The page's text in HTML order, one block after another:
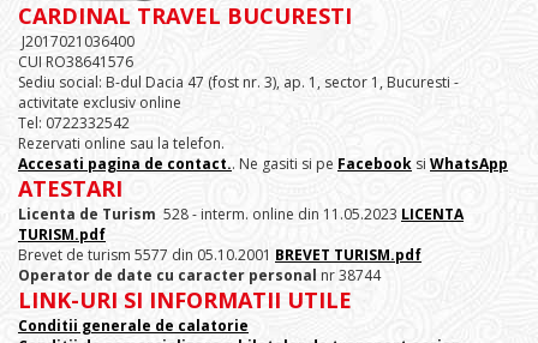
CARDINAL TRAVEL BUCURESTI
J2017021036400
CUI RO38641576
Sediu social: B-dul Dacia 47 (fost nr. 3), ap. 1, sector 1, Bucuresti -
activitate exclusiv online
Tel: 0722332542
Rezervati online sau la telefon.
Accesati pagina de contact.. Ne gasiti si pe Facebook si WhatsApp
ATESTARI
Licenta de Turism 528 - interm. online din 11.05.2023 LICENTA
TURISM.pdf
Brevet de turism 5577 din 05.10.2001 BREVET TURISM.pdf
Operator de date cu caracter personal nr 38744
LINK-URI SI INFORMATII UTILE
Conditii generale de calatorie